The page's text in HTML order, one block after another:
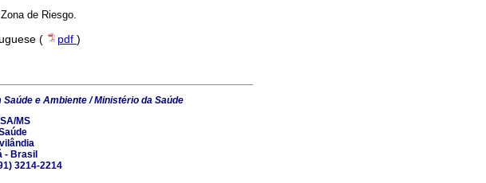
de Riesgo.
( pdf )
e Ambiente / Ministério da Saúde
MS
- Brasil
3214-2214